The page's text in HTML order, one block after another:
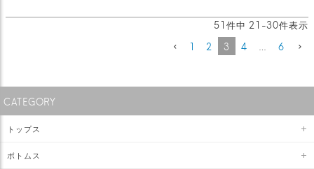
51件中 21 -30件表示
1
2 3 4 … 6
CATEGORY
トップス
ボトムス